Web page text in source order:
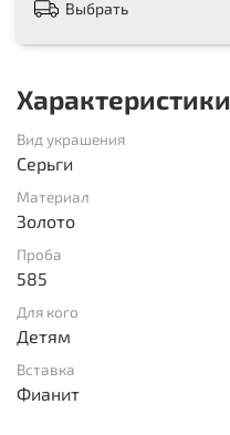
Выбрать
Характеристики
Вид украшения
Серьги
Материал
Золото
Проба
585
Для кого
Детям
Вставка
Фианит